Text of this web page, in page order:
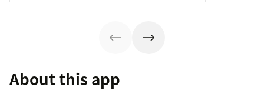
About this app